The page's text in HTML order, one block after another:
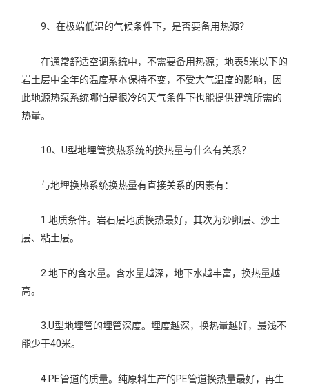
9、在极端低温的气候条件下，是否要备用热源？
在通常舒适空调系统中，不需要备用热源；地表5米以下的
岩土层中全年的温度基本保持不变，不受大气温度的影响，因
此地源热泵系统哪怕是很冷的天气条件下也能提供建筑所需的
热量。
10、U型地埋管换热系统的换热量与什么有关系？
与地埋换热系统换热量有直接关系的因素有：
1.地质条件。岩石层地质换热最好，其次为沙卵层、沙土
层、粘土层。
2.地下的含水量。含水量越深，地下水越丰富，换热量越
高。
3.U型地埋管的埋管深度。埋度越深，换热量越好，最浅不
能少于40米。
4.PE管道的质量。纯原料生产的PE管道换热量最好，再生